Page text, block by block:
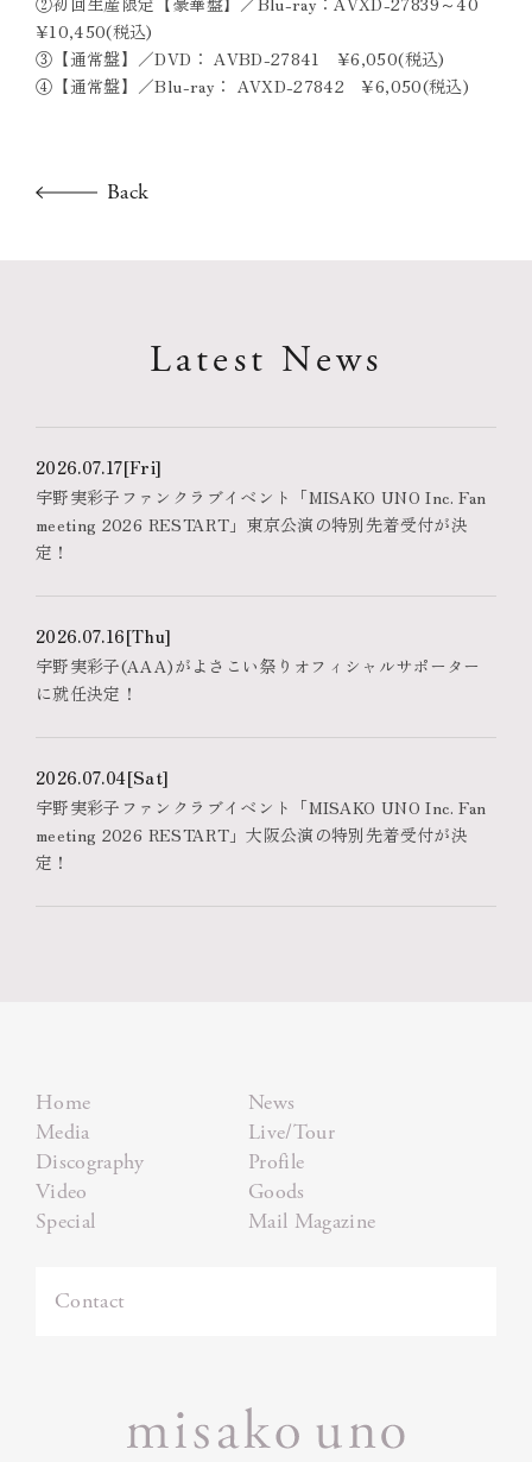
¥10,450(税込)
③【通常盤】／DVD： AVBD-27841 ¥6,050(税込)
④【通常盤】／Blu-ray： AVXD-27842 ¥6,050(税込)
Back
Latest News
2026.07.17[Fri]
宇野実彩子ファンクラブイベント「MISAKO UNO Inc. Fan
meeting 2026 RESTART」東京公演の特別先着受付が決
定！
2026.07.16[Thu]
宇野実彩子(AAA)がよさこい祭りオフィシャルサポーター
に就任決定！
2026.07.04[Sat]
宇野実彩子ファンクラブイベント「MISAKO UNO Inc. Fan
meeting 2026 RESTART」大阪公演の特別先着受付が決
定！
Home
News
Media
Live/Tour
Discography
Profile
Video
Goods
Special
Mail Magazine
Contact